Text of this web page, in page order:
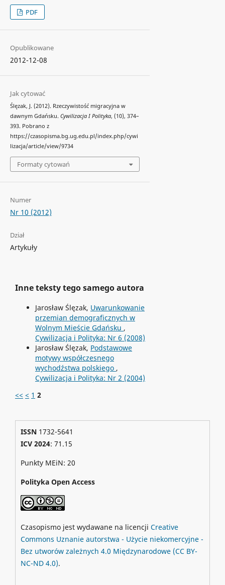
PDF
Opublikowane
2012-12-08
Jak cytować
Ślęzak, J. (2012). Rzeczywistość migracyjna w
dawnym Gdańsku. Cywilizacja I Polityka, (10), 374–
393. Pobrano z
https://czasopisma.bg.ug.edu.pl/index.php/cywi
lizacja/article/view/9734
Formaty cytowań
Numer
Nr 10 (2012)
Dział
Artykuły
Inne teksty tego samego autora
Jarosław Ślęzak, Uwarunkowanie
przemian demograficznych w
Wolnym Mieście Gdańsku ,
Cywilizacja i Polityka: Nr 6 (2008)
Jarosław Ślęzak, Podstawowe
motywy współczesnego
wychodźstwa polskiego ,
Cywilizacja i Polityka: Nr 2 (2004)
<< < 1 2
ISSN1732-5641
ICV 2024: 71.15
Punkty MEiN: 20
Polityka Open Access
Czasopismo jest wydawane na licencji Creative
Commons Uznanie autorstwa - Użycie niekomercyjne -
Bez utworów zależnych 4.0 Międzynarodowe (CC BY-
NC-ND 4.0).